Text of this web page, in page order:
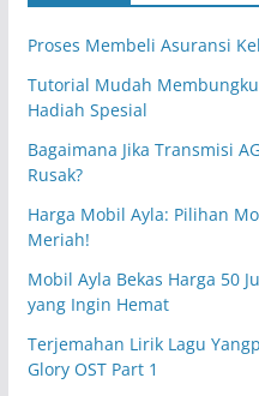
Proses Membeli Asuransi
Tutorial Mudah
Hadiah Spesial
Bagaimana Jika Transmisi
Rusak?
Harga Mobil Ayla: Pilihan
Meriah!
Mobil Ayla Bekas Harga 50
yang Ingin Hemat
Terjemahan Lirik Lagu
Glory OST Part 1